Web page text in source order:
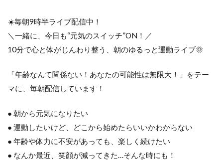
☀️毎朝9時半ライブ配信中！
＼一緒に、今日も“元気のスイッチ”ON！／
10分で心と体がじんわり整う、朝のゆるっと運動ライブ🌞
「年齢なんて関係ない！あなたの可能性は無限大！」をテー
マに、毎朝配信しています！
● 朝から元気になりたい
● 運動したいけど、どこから始めたらいいかわからない
● 年齢や体力に不安があっても、楽しく続けたい
● なんか最近、笑顔が減ってきた…そんな時にも！